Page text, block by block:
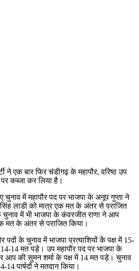
ने एक बार फिर चंडीगढ़ के महापौर, वरिष्ठ उप
पर कब्जा कर लिया है।
में महापौर पद पर भाजपा के अनूप गुप्ता ने
लाडी को मात्र एक मत के अंतर से पराजित
चुनाव में भी भाजपा के कंवरजीत राणा ने आप
मत के अंतर से पराजित किया।
पदों के चुनाव में भाजपा प्रत्याशियों केे पक्ष में 15-
14 मत पड़े। उप महापौर पद पर भाजपा के
आप की सुमन शर्मा के पक्ष में 14 मत पड़े। चुनाव
पार्षदों ने मतदान किया।